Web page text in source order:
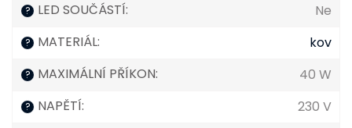
? LED SOUČÁSTÍ: Ne
? MATERIÁL: kov
? MAXIMÁLNÍ PŘÍKON: 40 W
? NAPĚTÍ:
230 V